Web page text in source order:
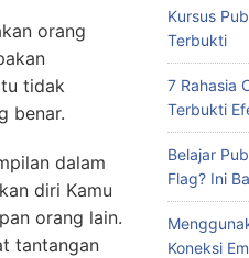
orang
tidak
benar.
dalam
diri Kamu
orang lain.
tantangan
Kursus
Terbukti
7 Rahasia
Terbukti
Belajar
Flag? Ini
Koneksi